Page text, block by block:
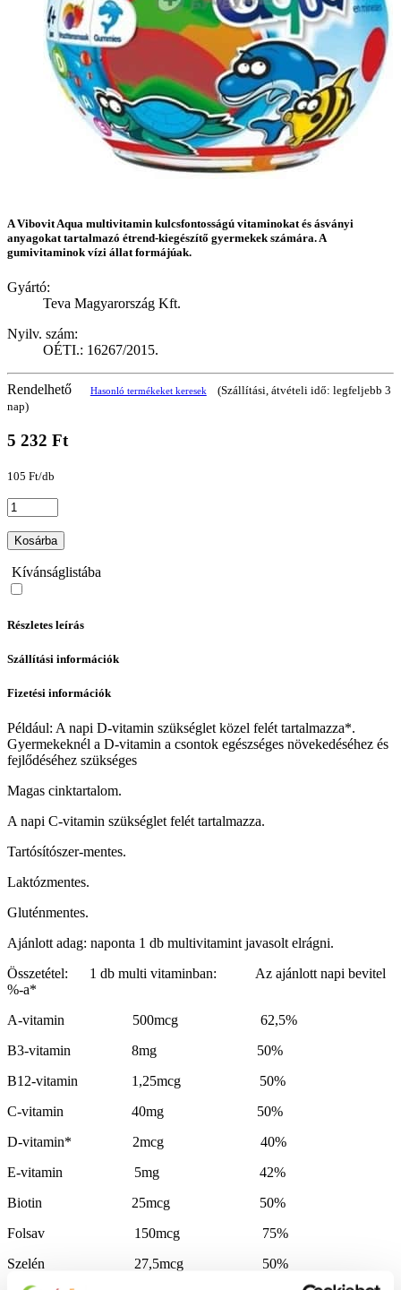
A Vibovit Aqua multivitamin kulcsfontosságú vitaminokat és ásványi
anyagokat tartalmazó étrend-kiegészítő gyermekek számára. A
gumivitaminok vízi állat formájúak.
Gyártó:
Teva Magyarország Kft.
Nyilv. szám:
OÉTI.: 16267/2015.
Rendelhető Hasonló termékeket keresek
(Szállítási, átvételi idő: legfeljebb 3
nap)
5 232 Ft
105 Ft/db
Kosárba
Kívánságlistába
Részletes leírás
Szállítási információk
Fizetési információk
Például: A napi D-vitamin szükséglet közel felét tartalmazza*.
Gyermekeknél a D-vitamin a csontok egészséges növekedéséhez és
fejlődéséhez szükséges
Magas cinktartalom.
A napi C-vitamin szükséglet felét tartalmazza.
Tartósítószer-mentes.
Laktózmentes.
Gluténmentes.
Ajánlott adag: naponta 1 db multivitamint javasolt elrágni.
Összetétel: 1 db multi vitaminban: Az ajánlott napi bevitel
%-a*
A-vitamin 500mcg 62,5%
B3-vitamin 8mg 50%
B12-vitamin 1,25mcg 50%
C-vitamin 40mg 50%
D-vitamin* 2mcg 40%
E-vitamin 5mg 42%
Biotin 25mcg 50%
Folsav 150mcg 75%
Szelén 27,5mcg 50%